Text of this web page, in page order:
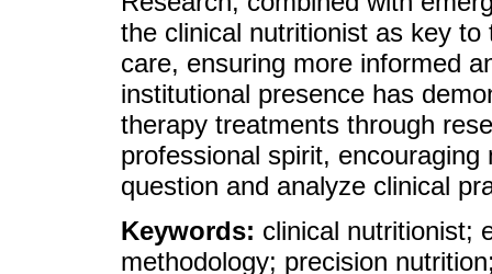
the clinical nutritionist as key
care, ensuring more informed
institutional presence has
therapy treatments through
professional spirit,
question and analyze clinical
Keywords: clinical nutritionist;
methodology; precision